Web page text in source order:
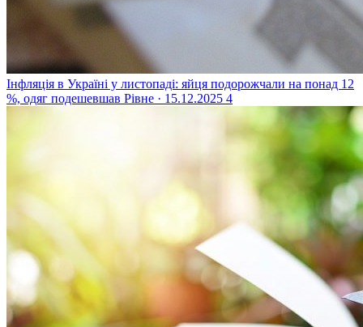
Інфляція в Україні у листопаді: яйця подорожчали на понад 12
%, одяг подешевшав Рівне · 15.12.2025 4